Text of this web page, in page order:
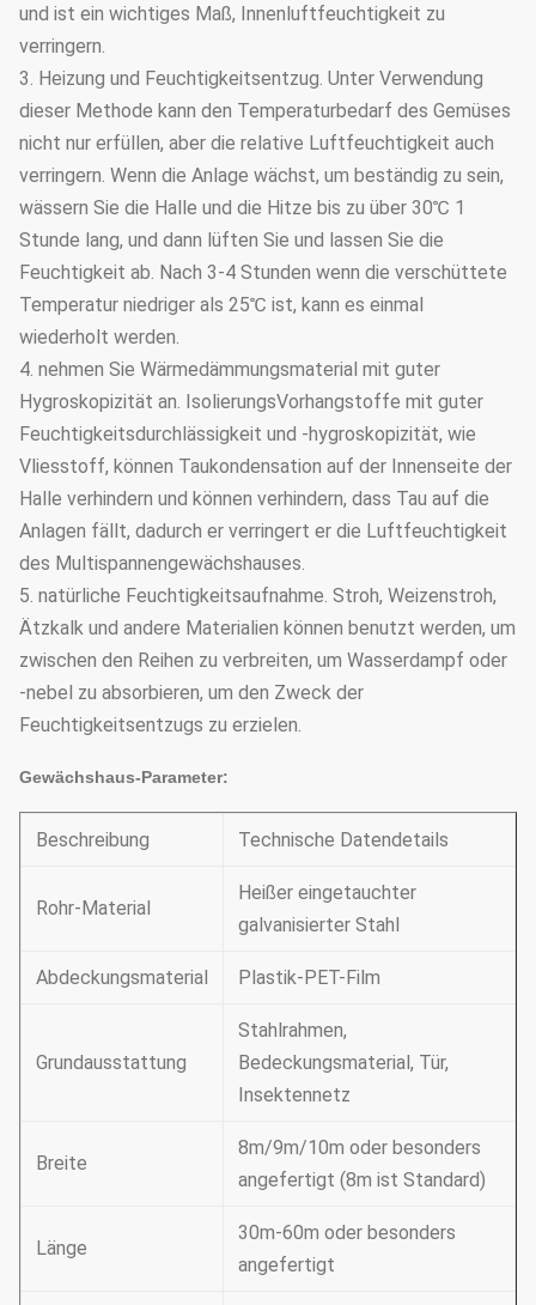
und ist ein wichtiges Maß, Innenluftfeuchtigkeit zu
verringern.
3. Heizung und Feuchtigkeitsentzug. Unter Verwendung
dieser Methode kann den Temperaturbedarf des Gemüses
nicht nur erfüllen, aber die relative Luftfeuchtigkeit auch
verringern. Wenn die Anlage wächst, um beständig zu sein,
wässern Sie die Halle und die Hitze bis zu über 30℃ 1
Stunde lang, und dann lüften Sie und lassen Sie die
Feuchtigkeit ab. Nach 3-4 Stunden wenn die verschüttete
Temperatur niedriger als 25℃ ist, kann es einmal
wiederholt werden.
4. nehmen Sie Wärmedämmungsmaterial mit guter
Hygroskopizität an. IsolierungsVorhangstoffe mit guter
Feuchtigkeitsdurchlässigkeit und -hygroskopizität, wie
Vliesstoff, können Taukondensation auf der Innenseite der
Halle verhindern und können verhindern, dass Tau auf die
Anlagen fällt, dadurch er verringert er die Luftfeuchtigkeit
des Multispannengewächshauses.
5. natürliche Feuchtigkeitsaufnahme. Stroh, Weizenstroh,
Ätzkalk und andere Materialien können benutzt werden, um
zwischen den Reihen zu verbreiten, um Wasserdampf oder
-nebel zu absorbieren, um den Zweck der
Feuchtigkeitsentzugs zu erzielen.
Gewächshaus-Parameter:
Beschreibung Technische Datendetails
Rohr-Material
Heißer eingetauchter
galvanisierter Stahl
Abdeckungsmaterial Plastik-PET-Film
Grundausstattung
Stahlrahmen,
Bedeckungsmaterial, Tür,
Insektennetz
Breite
8m/9m/10m oder besonders
angefertigt (8m ist Standard)
Länge
30m-60m oder besonders
angefertigt